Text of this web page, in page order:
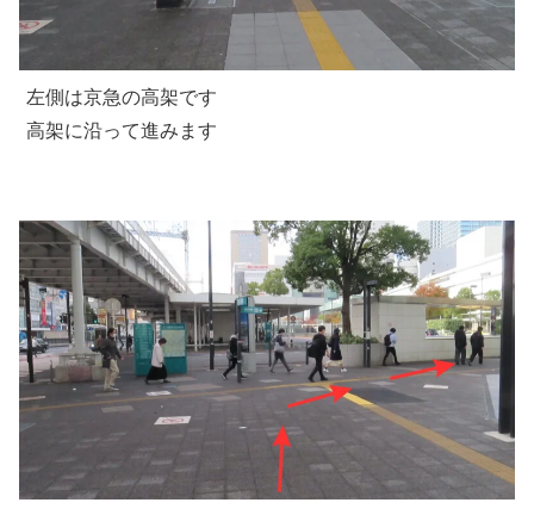
左側は京急の高架です
高架に沿って進みます